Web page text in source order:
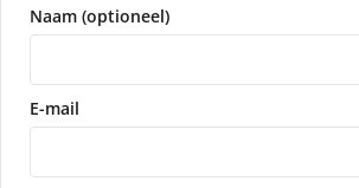
Naam (optioneel)
E-mail